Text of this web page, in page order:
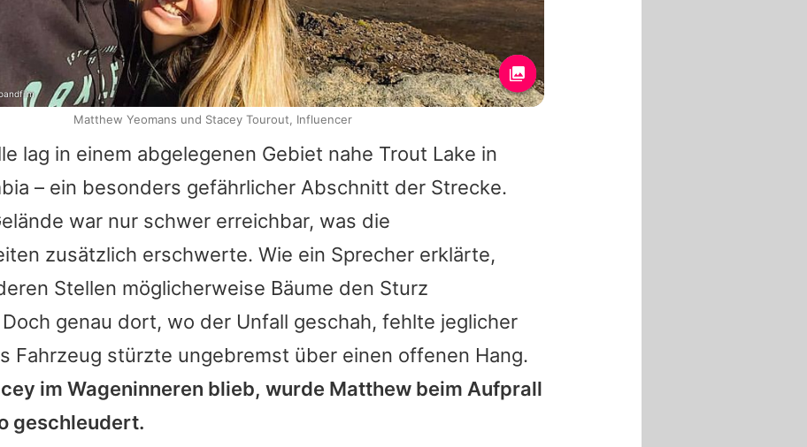
lag in einem abgelegenen Gebiet nahe Trout Lake in
– ein besonders gefährlicher Abschnitt der Strecke.
war nur schwer erreichbar, was die
zusätzlich erschwerte. Wie ein Sprecher erklärte,
Stellen möglicherweise Bäume den Sturz
genau dort, wo der Unfall geschah, fehlte jeglicher
Fahrzeug stürzte ungebremst über einen offenen Hang.
im Wageninneren blieb, wurde Matthew beim Aufprall
geschleudert.
Matthew Yeomans und Stacey Tourout, Influencer